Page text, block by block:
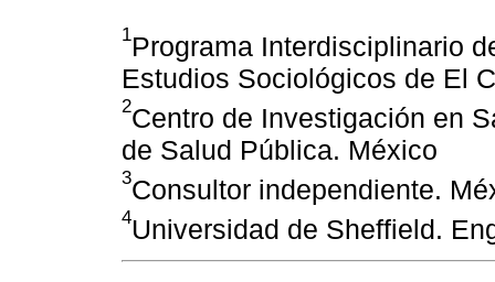
1Programa Interdisciplinario
Estudios Sociológicos de El
2Centro de Investigación en
de Salud Pública. México
3Consultor independiente.
4Universidad de Sheffield.